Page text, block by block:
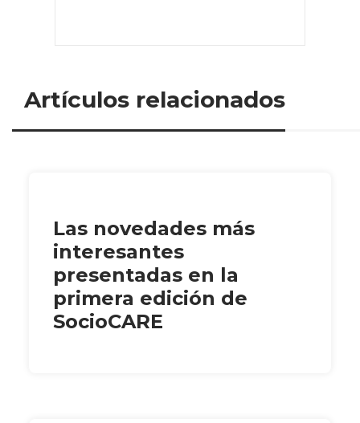
Artículos relacionados
Las novedades más
interesantes
presentadas en la
primera edición de
SocioCARE